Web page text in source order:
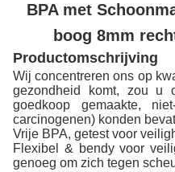
BPA met
boog 8mm
Productomschrijving
Wij concentreren ons op
gezondheid komt, zou u
goedkoop gemaakte,
carcinogenen) konden
Vrije BPA, getest voor
Flexibel & bendy voor
genoeg om zich tegen